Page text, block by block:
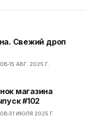
Свежий дроп
15 АВГ. 2025 Г.
магазина
#102
31 ИЮЛЯ 2025 Г.